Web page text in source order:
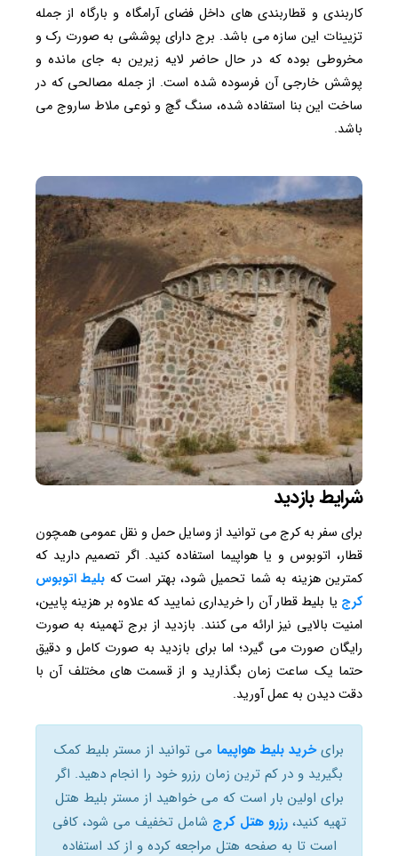
کاربندی و قطاربندی های داخل فضای آرامگاه و بارگاه از جمله
تزیینات این سازه می باشد. برج دارای پوششی به صورت رک و
مخروطی بوده که در حال حاضر لایه زیرین به جای مانده و
پوشش خارجی آن فرسوده شده است. از جمله مصالحی که در
ساخت این بنا استفاده شده، سنگ گچ و نوعی ملاط ساروج می
باشد.
شرایط بازدید
برای سفر به کرج می توانید از وسایل حمل و نقل عمومی همچون
قطار، اتوبوس و یا هواپیما استفاده کنید. اگر تصمیم دارید که
کمترین هزینه به شما تحمیل شود، بهتر است که بلیط اتوبوس
کرج یا بلیط قطار آن را خریداری نمایید که علاوه بر هزینه پایین،
امنیت بالایی نیز ارائه می کنند. بازدید از برج تهمینه به صورت
رایگان صورت می گیرد؛ اما برای بازدید به صورت کامل و دقیق
حتما یک ساعت زمان بگذارید و از قسمت های مختلف آن با
دقت دیدن به عمل آورید.
برایخرید بلیط هواپیما می توانید از مستر بلیط کمک
بگیرید و در کم ترین زمان رزرو خود را انجام دهید. اگر
برای اولین بار است که می خواهید از مستر بلیط هتل
تهیه کنید،رزرو هتل کرج شامل تخفیف می شود، کافی
است تا به صفحه هتل مراجعه کرده و از کد استفاده